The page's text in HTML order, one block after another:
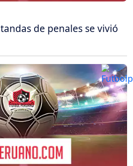
de penales se vivió